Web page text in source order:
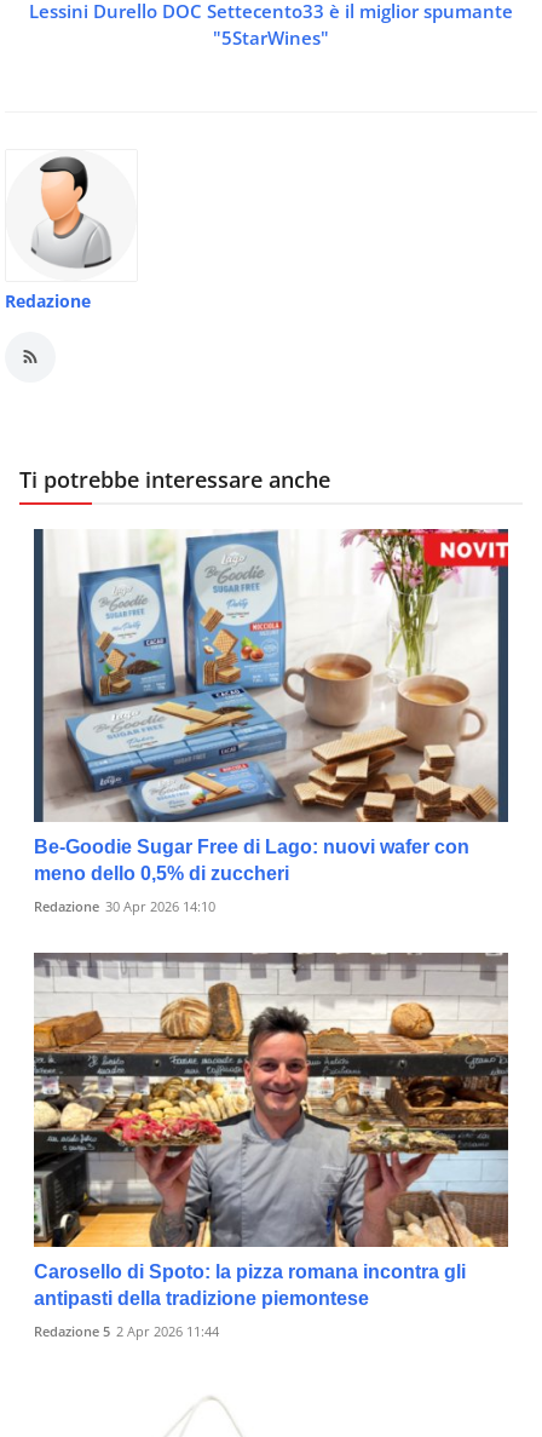
Lessini Durello DOC Settecento33 è il miglior spumante
"5StarWines"
Redazione
Ti potrebbe interessare anche
Be-Goodie Sugar Free di Lago: nuovi wafer con
meno dello 0,5% di zuccheri
Redazione 30 Apr 2026 14:10
Carosello di Spoto: la pizza romana incontra gli
antipasti della tradizione piemontese
Redazione 5 2 Apr 2026 11:44